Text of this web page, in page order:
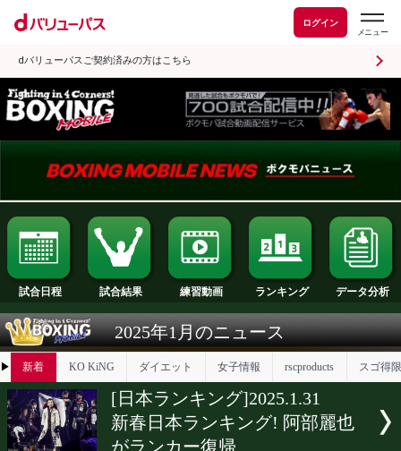
ログイン
dバリューパスご契約済みの方はこちら
試合日程 試合結果 練習動画 ランキング
2025年1月のニュース
▶ 新着 KO KiNG ダイエット